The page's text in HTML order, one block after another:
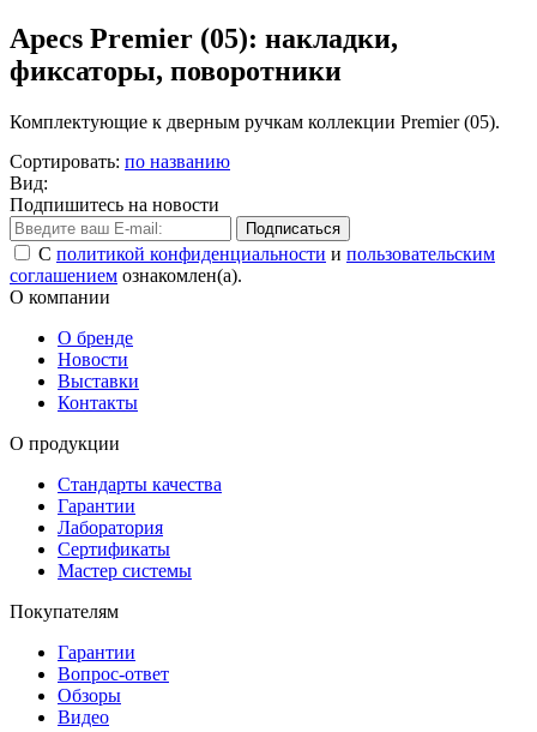
Apecs Premier (05): накладки,
фиксаторы, поворотники
Комплектующие к дверным ручкам коллекции Premier (05).
Сортировать: по названию
Вид:
Подпишитесь на новости
Подписаться
С политикой конфиденциальности и пользовательским
соглашением ознакомлен(а).
О компании
О бренде
Новости
Выставки
Контакты
О продукции
Стандарты качества
Гарантии
Лаборатория
Сертификаты
Мастер системы
Покупателям
Гарантии
Вопрос-ответ
Обзоры
Видео